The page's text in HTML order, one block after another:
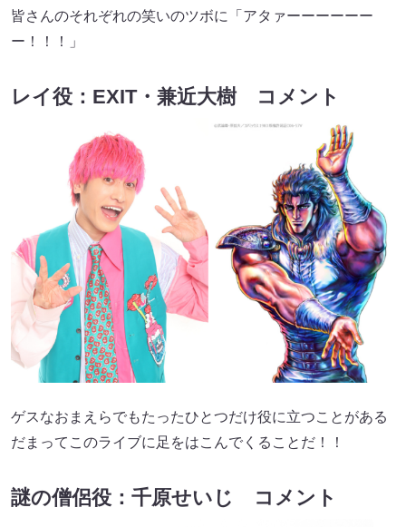
皆さんのそれぞれの笑いのツボに「アタァーーーーーー
ー！！！」
レイ役：EXIT・兼近大樹 コメント
ゲスなおまえらでもたったひとつだけ役に立つことがある
だまってこのライブに足をはこんでくることだ！！
謎の僧侶役：千原せいじ コメント